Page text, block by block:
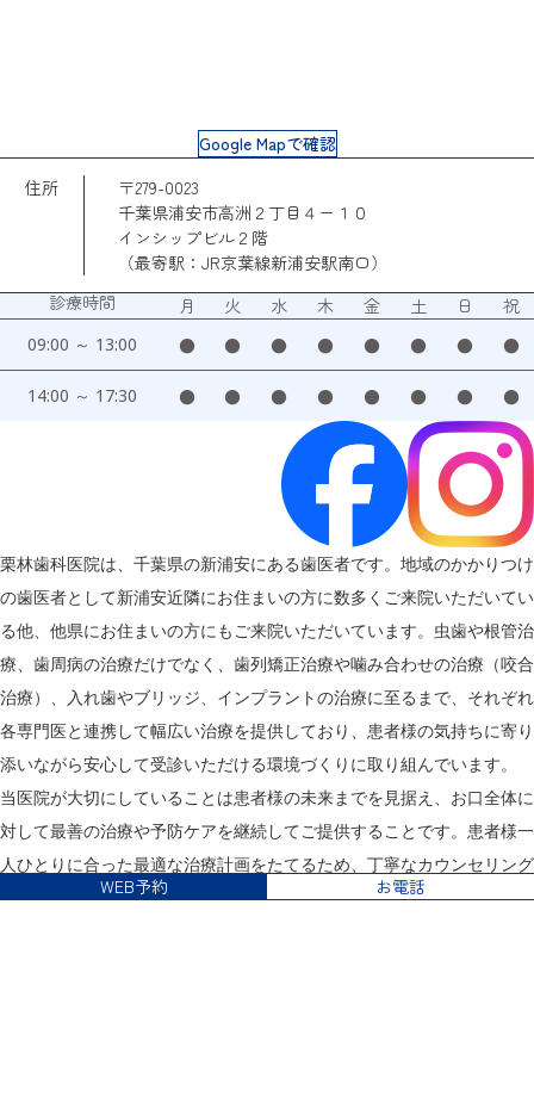
Google Mapで確認
住所
〒279-0023
千葉県浦安市高洲２丁目４ー１０
インシップビル２階
（最寄駅：JR京葉線新浦安駅南口）
診療時間
月 火 水 木 金 土 日 祝
09:00 ～ 13:00 ● ● ● ● ● ● ● ●
14:00 ～ 17:30 ● ● ● ● ● ● ● ●
栗林歯科医院は、千葉県の新浦安にある歯医者です。地域のかかりつけ
の歯医者として新浦安近隣にお住まいの方に数多くご来院いただいてい
る他、他県にお住まいの方にもご来院いただいています。虫歯や根管治
療、歯周病の治療だけでなく、歯列矯正治療や噛み合わせの治療（咬合
治療）、入れ歯やブリッジ、インプラントの治療に至るまで、それぞれ
各専門医と連携して幅広い治療を提供しており、患者様の気持ちに寄り
添いながら安心して受診いただける環境づくりに取り組んでいます。
当医院が大切にしていることは患者様の未来までを見据え、お口全体に
対して最善の治療や予防ケアを継続してご提供することです。患者様一
人ひとりに合った最適な治療計画をたてるため、丁寧なカウンセリング
からスタート。専門医による診査・診断に基づき、患者様一人ひとりに
WEB予約 お電話